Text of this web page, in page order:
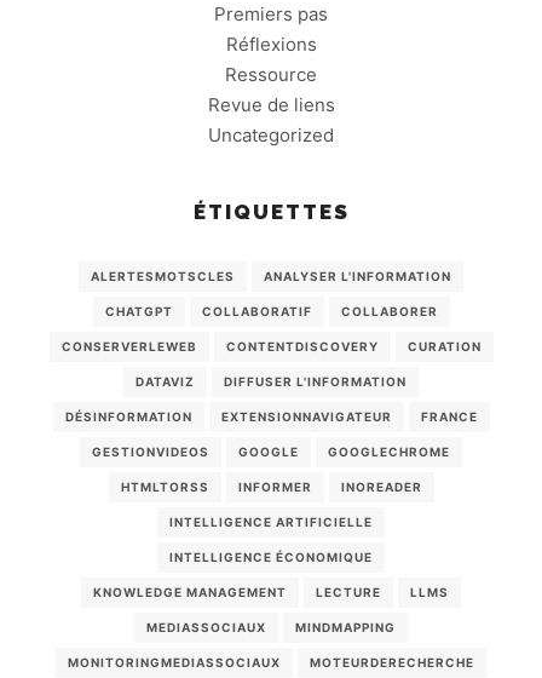
Premiers pas
Réflexions
Ressource
Revue de liens
Uncategorized
ÉTIQUETTES
ALERTESMOTSCLES ANALYSER L'INFORMATION
CHATGPT COLLABORATIF COLLABORER
CONSERVERLEWEB CONTENTDISCOVERY CURATION
DATAVIZ DIFFUSER L'INFORMATION
DÉSINFORMATION EXTENSIONNAVIGATEUR FRANCE
GESTIONVIDEOS GOOGLE GOOGLECHROME
HTMLTORSS INFORMER INOREADER
INTELLIGENCE ARTIFICIELLE
INTELLIGENCE ÉCONOMIQUE
KNOWLEDGE MANAGEMENT LECTURE LLMS
MEDIASSOCIAUX MINDMAPPING
MONITORINGMEDIASSOCIAUX MOTEURDERECHERCHE